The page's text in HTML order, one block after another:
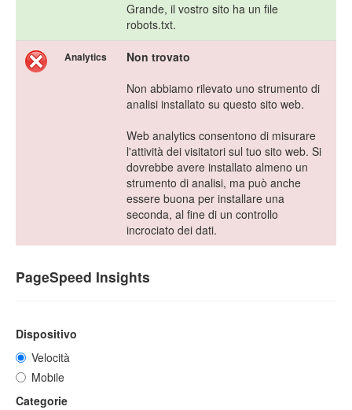
Grande, il vostro sito ha un file
robots.txt.
Analytics
Non trovato
Non abbiamo rilevato uno strumento di
analisi installato su questo sito web.
Web analytics consentono di misurare
l'attività dei visitatori sul tuo sito web. Si
dovrebbe avere installato almeno un
strumento di analisi, ma può anche
essere buona per installare una
seconda, al fine di un controllo
incrociato dei dati.
PageSpeed Insights
Dispositivo
Velocità
Mobile
Categorie